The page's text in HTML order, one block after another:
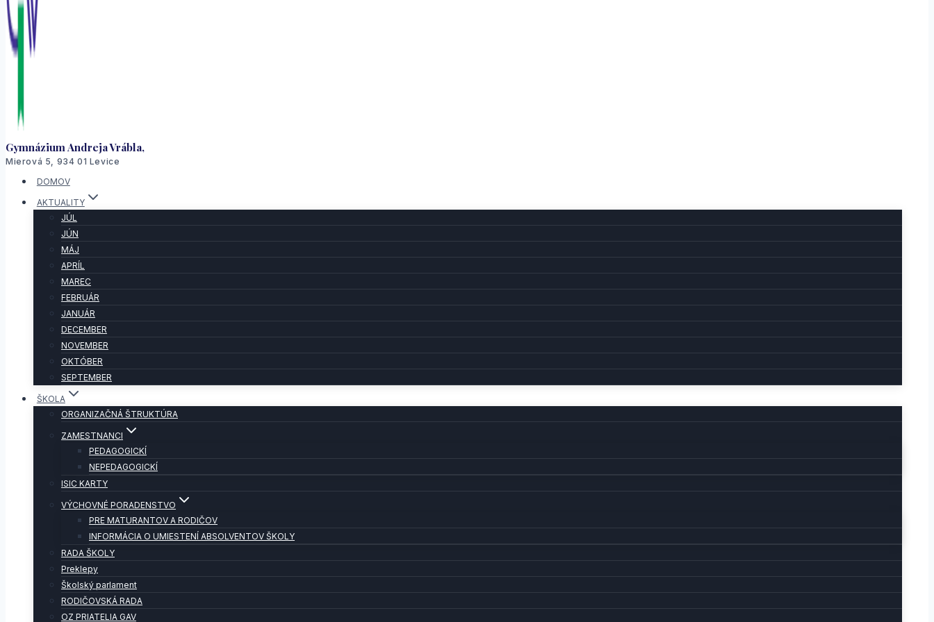
Gymnázium Andreja Vrábla,
Mierová 5, 934 01 Levice
DOMOV
AKTUALITY
JÚL
JÚN
MÁJ
APRÍL
MAREC
FEBRUÁR
JANUÁR
DECEMBER
NOVEMBER
OKTÓBER
SEPTEMBER
ŠKOLA
ORGANIZAČNÁ ŠTRUKTÚRA
ZAMESTNANCI
PEDAGOGICKÍ
NEPEDAGOGICKÍ
ISIC KARTY
VÝCHOVNÉ PORADENSTVO
PRE MATURANTOV A RODIČOV
INFORMÁCIA O UMIESTENÍ ABSOLVENTOV ŠKOLY
RADA ŠKOLY
Preklepy
Školský parlament
RODIČOVSKÁ RADA
OZ PRIATELIA GAV